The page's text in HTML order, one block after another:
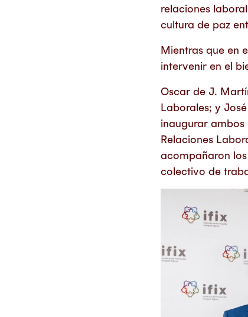
relaciones
cultura de paz
Mientras que en
intervenir en el
Oscar de J.
Laborales; y
inaugurar ambos
Relaciones
acompañaron
colectivo de